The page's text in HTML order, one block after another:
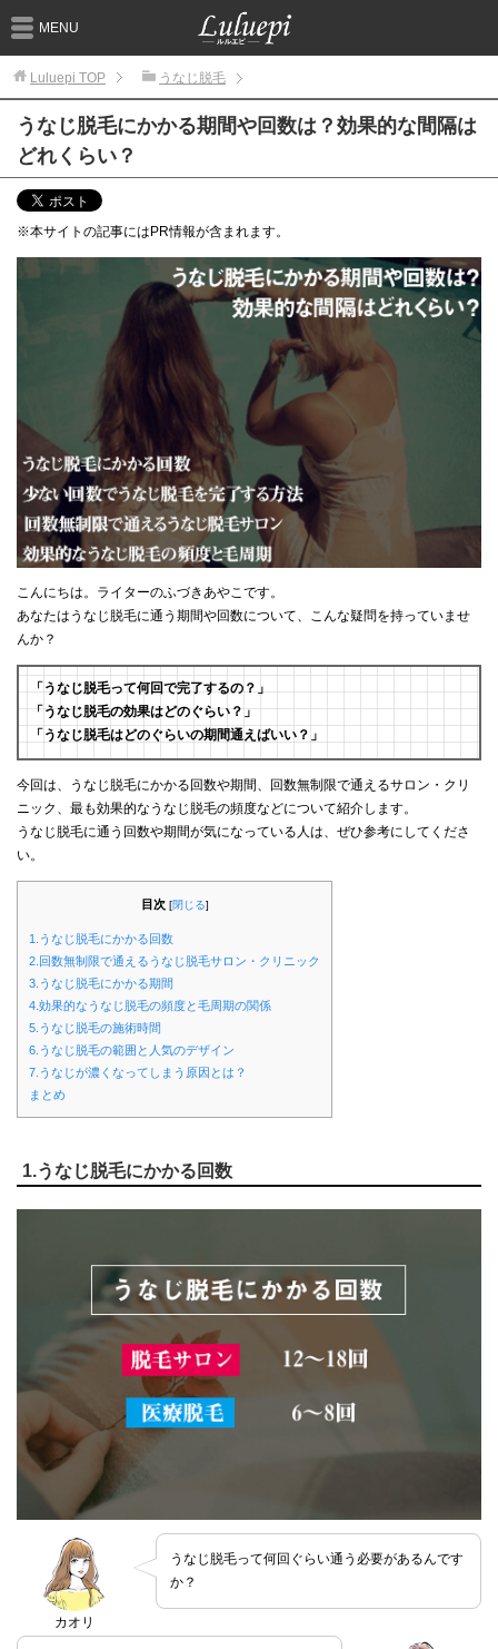
MENU
Luluepi TOP うなじ脱毛
うなじ脱毛にかかる期間や回数は？効果的な間隔は
どれくらい？
※本サイトの記事にはPR情報が含まれます。
こんにちは。ライターのふづきあやこです。
あなたはうなじ脱毛に通う期間や回数について、こんな疑問を持っていませ
んか？
「うなじ脱毛って何回で完了するの？」
「うなじ脱毛の効果はどのぐらい？」
「うなじ脱毛はどのぐらいの期間通えばいい？」
今回は、うなじ脱毛にかかる回数や期間、回数無制限で通えるサロン・クリ
ニック、最も効果的なうなじ脱毛の頻度などについて紹介します。
うなじ脱毛に通う回数や期間が気になっている人は、ぜひ参考にしてくださ
い。
目次 [閉じる]
1.うなじ脱毛にかかる回数
2.回数無制限で通えるうなじ脱毛サロン・クリニック
3.うなじ脱毛にかかる期間
4.効果的なうなじ脱毛の頻度と毛周期の関係
5.うなじ脱毛の施術時間
6.うなじ脱毛の範囲と人気のデザイン
7.うなじが濃くなってしまう原因とは？
まとめ
1.うなじ脱毛にかかる回数
カオリ
うなじ脱毛って何回ぐらい通う必要があるんです
か？